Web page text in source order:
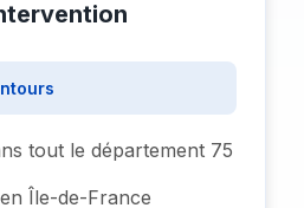
tout le département 75
Île-de-France